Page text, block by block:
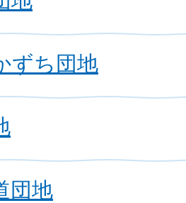
ずち団地
団地